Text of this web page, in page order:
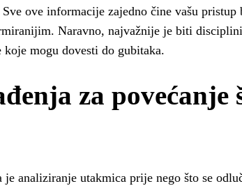
ove informacije zajedno čine vašu
Naravno, najvažnije je biti
mogu dovesti do gubitaka.
za povećanje
analiziranje utakmica prije nego što se